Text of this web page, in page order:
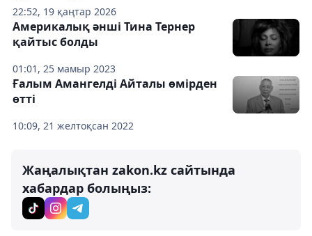
22:52, 19 қаңтар 2026
01:01, 25 мамыр 2023
Америкалық әнші Тина Тернер
қайтыс болды
10:09, 21 желтоқсан 2022
Ғалым Амангелді Айталы өмірден
өтті
Жаңалықтан zakon.kz сайтында
хабардар болыңыз: